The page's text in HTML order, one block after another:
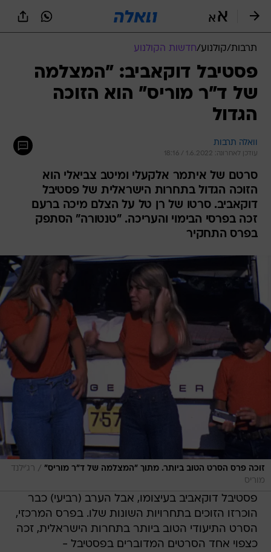
תרבות/קולנוע/חדשות הקולנוע
פסטיבל דוקאביב: "המצלמה
של ד"ר מוריס" הוא הזוכה
הגדול
וואלה תרבות
עודכן לאחרונה: 1.6.2022 / 18:16
סרטם של איתמר אלקעלי ומיטב צביאלי הוא
הזוכה הגדול בתחרות הישראלית של פסטיבל
דוקאביב. סרטו של רן טל על הצלם מיכה ברעם
זכה בפרסי הבימוי והעריכה. "טנטורה" הסתפק
בפרס התחקיר
זוכה פרס הסרט הטוב ביותר. מתוך "המצלמה של ד"ר מוריס" / רג'ילנד
מוריס
פסטיבל דוקאביב בעיצומו, אבל הערב (רביעי) כבר
הוכרזו הזוכים בתחרויות השונות שלו. בפרס המרכזי,
הסרט התיעודי הטוב ביותר בתחרות הישראלית, זכה
כצפוי אחד הסרטים המדוברים בפסטיבל -